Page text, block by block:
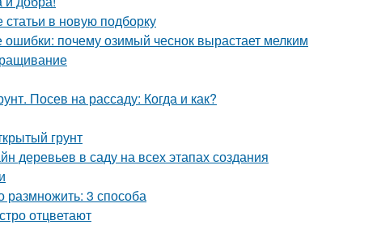
в новую подборку
почему озимый чеснок вырастает мелким
Посев на рассаду: Когда и как?
грунт
в саду на всех этапах создания
размножить: 3 способа
отцветают